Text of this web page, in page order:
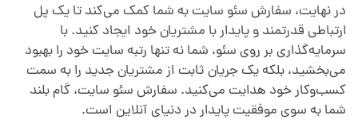
در نهایت، سفارش سئو سایت به شما کمک می‌کند تا یک پل
ارتباطی قدرتمند و پایدار با مشتریان خود ایجاد کنید. با
سرمایه‌گذاری بر روی سئو، شما نه تنها رتبه سایت خود را بهبود
می‌بخشید، بلکه یک جریان ثابت از مشتریان جدید را به سمت
کسب‌وکار خود هدایت می‌کنید. سفارش سئو سایت، گام بلند
شما به سوی موفقیت پایدار در دنیای آنلاین است.